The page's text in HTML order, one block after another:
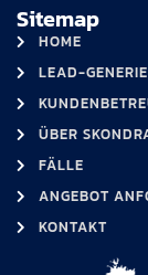
Sitemap
HOME
LEAD-
ÜBER
FÄLLE
ANGEBOT
KONTAKT